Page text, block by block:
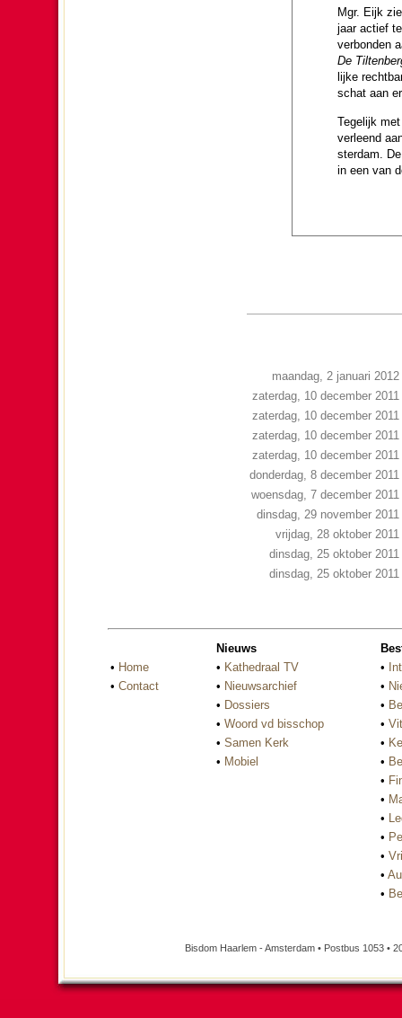
Mgr. Eijk
jaar actief
verbon­den
De
lijke
schat aan
Tege­lijk
verleend
ster­dam.
in een van
maandag, 2 januari 2012
zaterdag, 10 december 2011
zaterdag, 10 december 2011
zaterdag, 10 december 2011
zaterdag, 10 december 2011
donderdag, 8 december 2011
woensdag, 7 december 2011
dinsdag, 29 november 2011
vrijdag, 28 oktober 2011
dinsdag, 25 oktober 2011
dinsdag, 25 oktober 2011
• Home
• Contact
Nieuws
• Kathedraal TV
• Nieuwsarchief
• Dossiers
• Woord vd bisschop
• Samen Kerk
• Mobiel
•
•
•
•
•
•
•
•
•
•
•
•
•
Bisdom Haarlem - Amsterdam • Postbus 1053 •